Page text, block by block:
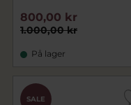
1.000,00 kr
800,00 kr
På lager
SALE